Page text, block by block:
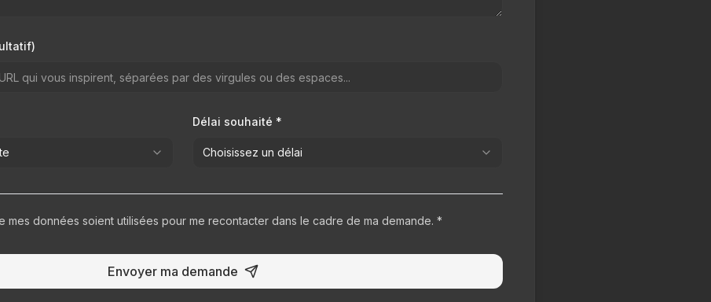
Délai souhaité *
Choisissez un délai
données soient utilisées pour me recontacter dans le cadre de ma demande. *
Envoyer ma demande